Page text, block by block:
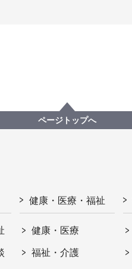
ページトップへ
健康・医療・福祉
健康・医療
福祉・介護